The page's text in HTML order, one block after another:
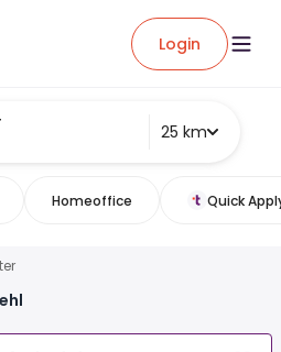
Login
25 km
Homeoffice Quick